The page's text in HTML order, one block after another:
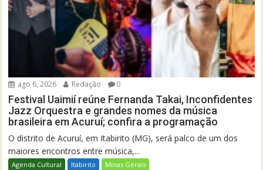
ago 6, 2026 Redação 0
Festival Uaimií reúne Fernanda Takai, Inconfidentes
Jazz Orquestra e grandes nomes da música
brasileira em Acuruí; confira a programação
O distrito de Acuruí, em Itabirito (MG), será palco de um dos
maiores encontros entre música,...
Agenda Cultural Itabirito Minas Gerais